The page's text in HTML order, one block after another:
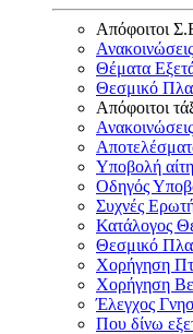
Απόφοιτοι
Θέματα
Θεσμικό
Απόφοιτοι
Ανακοινώσεις
Υποβολή
Οδηγός
Συχνές
Κατάλογος
Θεσμικό
Χορήγηση
Χορήγηση
Έλεγχος
Που δίνω